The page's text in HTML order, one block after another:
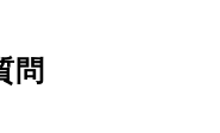
問